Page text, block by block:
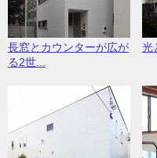
長窓とカウンターが広が
る2世...
光